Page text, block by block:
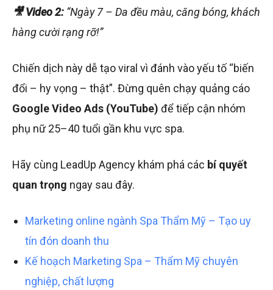
🎥 Video 2: “Ngày 7 – Da đều màu, căng bóng, khách
hàng cười rạng rỡ!”
Chiến dịch này dễ tạo viral vì đánh vào yếu tố “biến
đổi – hy vọng – thật”. Đừng quên chạy quảng cáo
Google Video Ads (YouTube) để tiếp cận nhóm
phụ nữ 25–40 tuổi gần khu vực spa.
Hãy cùng LeadUp Agency khám phá các bí quyết
quan trọng ngay sau đây.
Marketing online ngành Spa Thẩm Mỹ – Tạo uy
tín đón doanh thu
Kế hoạch Marketing Spa – Thẩm Mỹ chuyên
nghiệp, chất lượng